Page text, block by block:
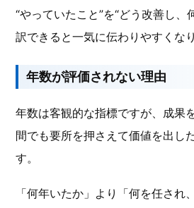
“やっていたこと”を“どう改善し、
訳できると一気に伝わりやすくなり
年数が評価されない理由
年数は客観的な指標ですが、成果
間でも要所を押さえて価値を出し
す。
「何年いたか」より「何を任され